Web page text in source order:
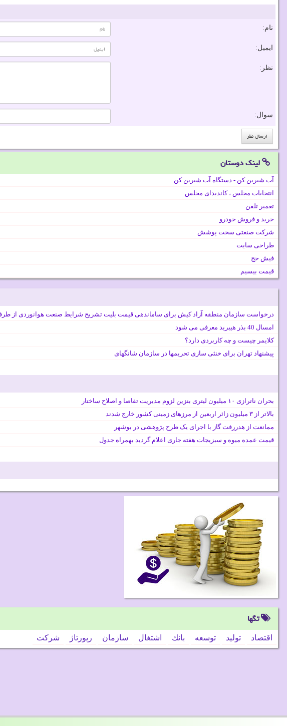
نام:
ایمیل:
نظر:
سوال:
لینک دوستان
آب شیرین کن - دستگاه آب شیرین کن
انتخابات مجلس ، کاندیدای مجلس
تعمیر تلفن
خرید و فروش خودرو
شرکت صنعتی سخت پوشش
طراحی سایت
فیش حج
قیمت بیسیم
درخواست سازمان منطقه آزاد کیش برای ساماندهی قیمت بلیت تشریح شرایط صنعت هوانوردی از
امسال 40 بذر هیبرید معرفی می شود
کلایمر چیست و چه کاربردی دارد؟
پیشنهاد تهران برای خنثی سازی تحریمها در سازمان شانگهای
بحران ناترازی ۱۰ میلیون لیتری بنزین لزوم مدیریت تقاضا و اصلاح ساختار
بالاتر از ۳ میلیون زائر اربعین از مرزهای زمینی کشور خارج شدند
ممانعت از هدررفت گاز با اجرای یک طرح پژوهشی در بوشهر
قیمت عمده میوه و سبزیجات هفته جاری اعلام گردید بهمراه جدول
تگها
اقتصاد تولید توسعه بانك اشتغال سازمان رپورتاژ شركت